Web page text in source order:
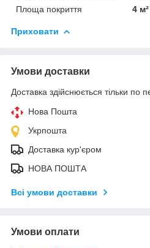
Площа покриття
4 м²
Приховати
Умови доставки
Доставка здійснюється тільки по
Нова Пошта
Укрпошта
Доставка кур'єром
НОВА ПОШТА
Всі умови доставки
Умови оплати